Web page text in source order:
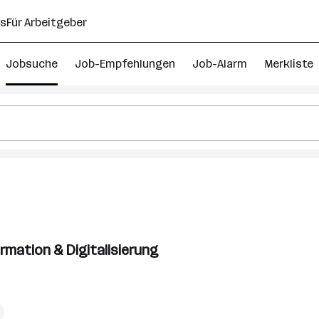
Für Arbeitgeber
Jobsuche Job-Empfehlungen Job-Alarm Merkliste
& Digitalisierung